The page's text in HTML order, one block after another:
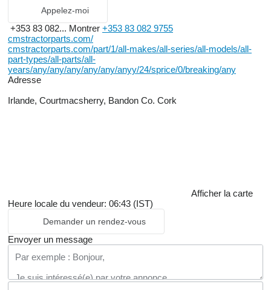
Appelez-moi
+353 83 082... Montrer +353 83 082 9755
cmstractorparts.com/
cmstractorparts.com/part/1/all-makes/all-series/all-models/all-
part-types/all-parts/all-
years/any/any/any/any/any/anyy/24/sprice/0/breaking/any
Adresse
Irlande, Courtmacsherry, Bandon Co. Cork
Afficher la carte
Heure locale du vendeur: 06:43 (IST)
Demander un rendez-vous
Envoyer un message